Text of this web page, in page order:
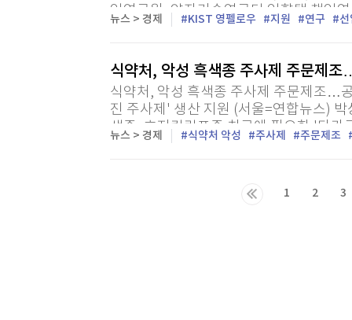
임연구원, 양자기술연구단 임향택 책임
임연구원 등 3명을 선정했다고 4일 밝혔
뉴스 > 경제 KIST 영펠로우 지원 연구
식약처, 악성 흑색종 주사제 주문제
식약처, 악성 흑색종 주사제 주문제조…
진 주사제' 생산 지원 (서울=연합뉴스)
색종, 호지킨림프종 치료에 필요한 '다
급망을 구축한다. 식약처는 다카르바진
뉴스 > 경제 식약처 악성 주사제 주문제조
1 2 3